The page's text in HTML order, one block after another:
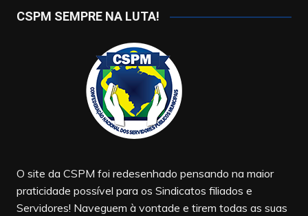
CSPM SEMPRE NA LUTA!
O site da CSPM foi redesenhado pensando na maior
praticidade possível para os Sindicatos filiados e
Servidores! Naveguem à vontade e tirem todas as suas